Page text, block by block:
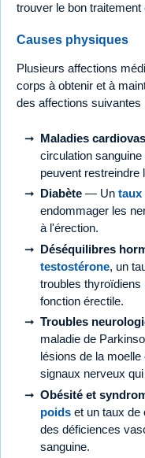
trouver le bon
Causes physiques
Plusieurs affections
corps à obtenir et à
des affections suivantes
Maladies
circulation sanguine
peuvent restreindre
Diabète — Un taux
endommager les
à l'érection.
Déséquilibres
testostérone, un
troubles thyroïdiens
fonction érectile.
Troubles
maladie de
lésions de la
signaux nerveux
Obésité et
poids et un taux de
des déficiences
sanguine.